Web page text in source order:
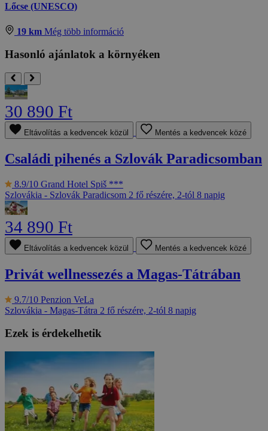
Lőcse (UNESCO)
19 km Még több információ
Hasonló ajánlatok a környéken
30 890 Ft
Eltávolítás a kedvencek közül Mentés a kedvencek közé
Családi pihenés a Szlovák Paradicsomban
8.9/10 Grand Hotel Spiš ***
Szlovákia - Szlovák Paradicsom 2 fő részére, 2-tól 8 napig
34 890 Ft
Eltávolítás a kedvencek közül Mentés a kedvencek közé
Privát wellnessezés a Magas-Tátrában
9.7/10 Penzion VeLa
Szlovákia - Magas-Tátra 2 fő részére, 2-tól 8 napig
Ezek is érdekelhetik